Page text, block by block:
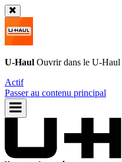
U-Haul Ouvrir dans le U-Haul
Actif
Passer au contenu principal